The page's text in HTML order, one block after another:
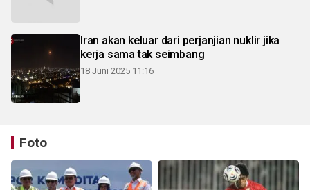
Iran akan keluar dari perjanjian nuklir jika
kerja sama tak seimbang
18 Juni 2025 11:16
Foto